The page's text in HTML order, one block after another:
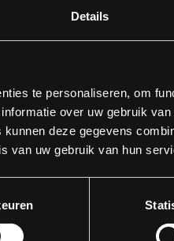
Details
te personaliseren, om
over uw gebruik
deze gegevens
van uw gebruik van hun